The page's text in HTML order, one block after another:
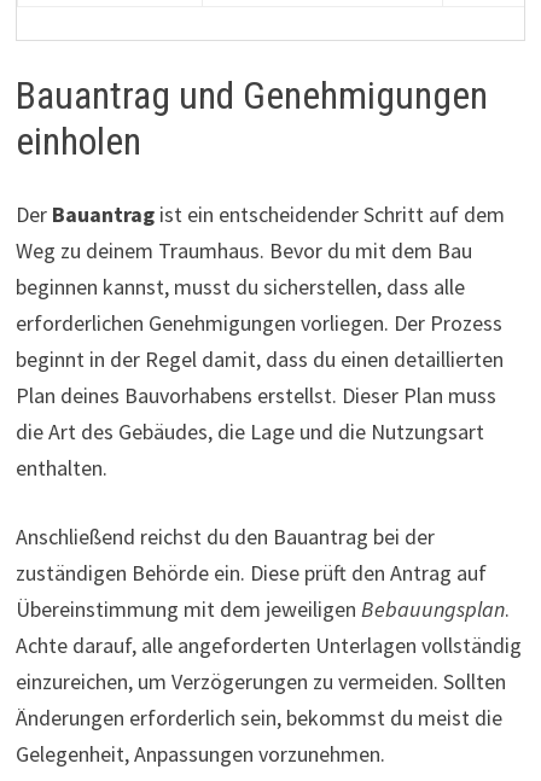
Bauantrag und Genehmigungen
einholen
Der Bauantragist ein entscheidender Schritt auf dem
Weg zu deinem Traumhaus. Bevor du mit dem Bau
beginnen kannst, musst du sicherstellen, dass alle
erforderlichen Genehmigungen vorliegen. Der Prozess
beginnt in der Regel damit, dass du einen detaillierten
Plan deines Bauvorhabens erstellst. Dieser Plan muss
die Art des Gebäudes, die Lage und die Nutzungsart
enthalten.
Anschließend reichst du den Bauantrag bei der
zuständigen Behörde ein. Diese prüft den Antrag auf
Übereinstimmung mit dem jeweiligen Bebauungsplan.
Achte darauf, alle angeforderten Unterlagen vollständig
einzureichen, um Verzögerungen zu vermeiden. Sollten
Änderungen erforderlich sein, bekommst du meist die
Gelegenheit, Anpassungen vorzunehmen.